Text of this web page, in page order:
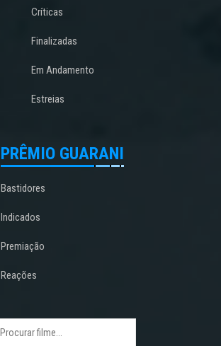
Críticas
Finalizadas
Em Andamento
Estreias
PRÊMIO GUARANI
Bastidores
Indicados
Premiação
Reações